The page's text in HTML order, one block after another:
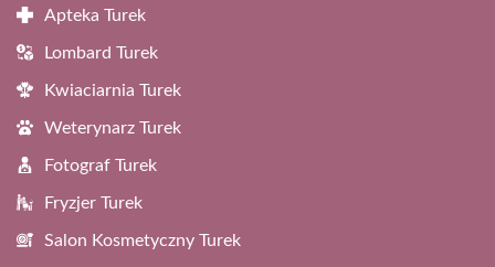
Apteka Turek
Lombard Turek
Kwiaciarnia Turek
Weterynarz Turek
Fotograf Turek
Fryzjer Turek
Salon Kosmetyczny Turek